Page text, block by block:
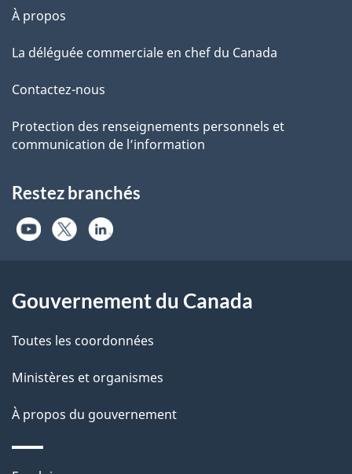
À propos
La déléguée commerciale en chef du Canada
Contactez-nous
Protection des renseignements personnels et
communication de l’information
Restez branchés
Gouvernement du Canada
Toutes les coordonnées
Ministères et organismes
À propos du gouvernement